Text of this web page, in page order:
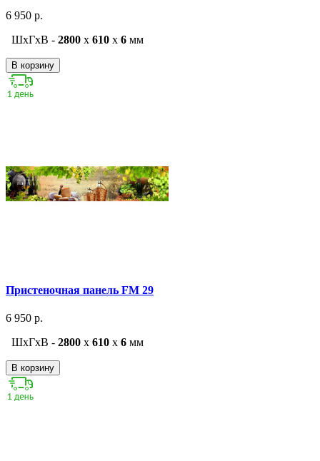
6 950 р.
ШxГxВ - 2800 x 610 x 6 мм
В корзину
Пристеночная панель FM 29
6 950 р.
ШxГxВ - 2800 x 610 x 6 мм
В корзину